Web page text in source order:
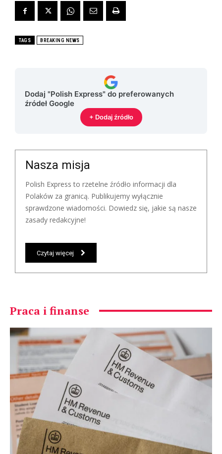
TAGS BREAKING NEWS
Dodaj "Polish Express" do preferowanych
źródeł Google
+ Dodaj źródło
Nasza misja
Polish Express to rzetelne źródło informacji dla
Polaków za granicą. Publikujemy wyłącznie
sprawdzone wiadomości. Dowiedz się, jakie są nasze
zasady redakcyjne!
Czytaj więcej
Praca i finanse